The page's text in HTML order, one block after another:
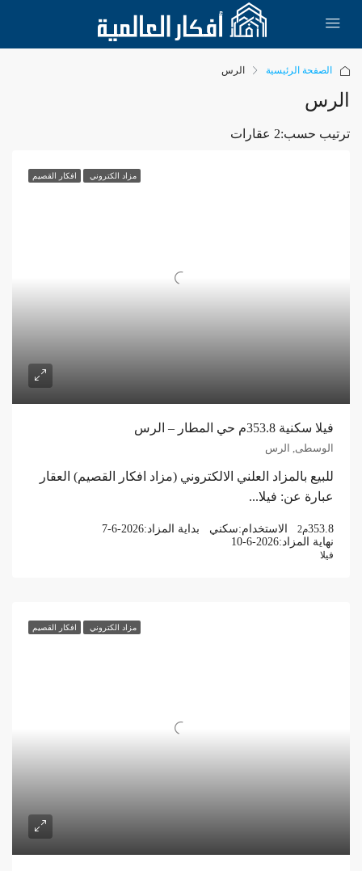
الصفحة الرئيسية الرس
الرس
2 عقاراتترتيب حسب:
مزاد الكتروني افكار القصيم
فيلا سكنية 353.8م حي المطار – الرس
الوسطى, الرس
للبيع بالمزاد العلني الالكتروني (مزاد افكار القصيم) العقار
عبارة عن: فيلا...
353.8م2 الاستخدام:سكني بداية المزاد:7-6-2026
نهاية المزاد:10-6-2026
فيلا
مزاد الكتروني افكار القصيم